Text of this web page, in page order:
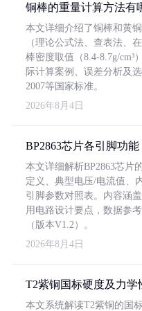
铜棒的重量计算方法有
本文详细介绍了铜棒和黄
（理论公式法、查表法、
棒密度取值（8.4-8.7g/cm³
际计算案例、误差分析及
2007等国家标准。
2026年8月4日
BP2863芯片各引脚功能
本文详细解析BP2863芯片
定义、典型电压/电流值、
引脚参数对照表。内容涵
用电路设计要点，数据参
（版本V1.2）。
2026年8月4日
T2紫铜国标硬度及力学
本文系统解读T2紫铜的国